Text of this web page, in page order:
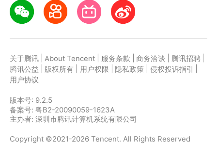
关于腾讯 About Tencent 服务条款 商务洽谈 腾讯招聘
腾讯公益
版权所有 用户权限 隐私政策 侵权投诉指引
用户协议
版本号: 9.2.5
备案号: 粤B2-20090059-1623A
主办者: 深圳市腾讯计算机系统有限公司
Copyright ©2021-2026 Tencent. All Rights Reserved